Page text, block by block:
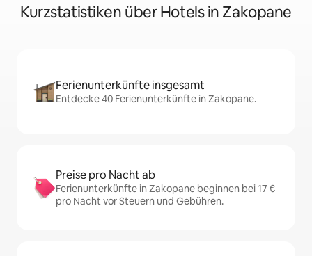
Kurzstatistiken über Hotels in Zakopane
Ferienunterkünfte insgesamt
Entdecke 40 Ferienunterkünfte in Zakopane.
Preise pro Nacht ab
Ferienunterkünfte in Zakopane beginnen bei 17 €
pro Nacht vor Steuern und Gebühren.